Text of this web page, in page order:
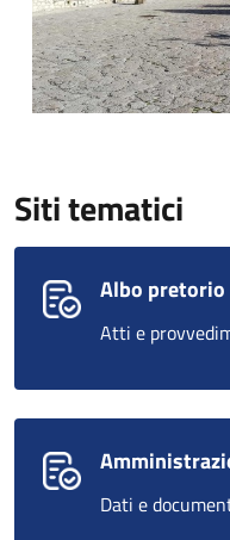
Siti tematici
Albo pretorio
Atti e
Dati e